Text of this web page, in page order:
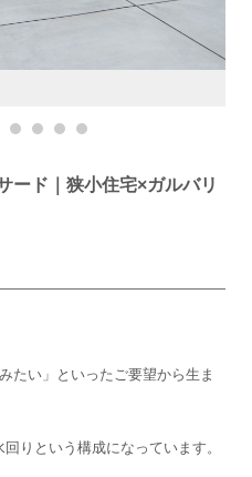
ード｜狭小住宅×ガルバリ
たい」といったご要望から生ま
りという構成になっています。